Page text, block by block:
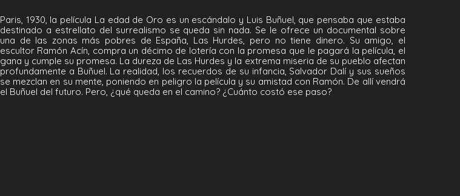
Paris, 1930, la película La edad de Oro es un escándalo y Luis Buñuel, que pensaba que estaba
destinado a estrellato del surrealismo se queda sin nada. Se le ofrece un documental sobre
una de las zonas más pobres de España, Las Hurdes, pero no tiene dinero. Su amigo, el
escultor Ramón Acín, compra un décimo de lotería con la promesa que le pagará la película, el
gana y cumple su promesa. La dureza de Las Hurdes y la extrema miseria de su pueblo afectan
profundamente a Buñuel. La realidad, los recuerdos de su infancia, Salvador Dalí y sus sueños
se mezclan en su mente, poniendo en peligro la película y su amistad con Ramón. De allí vendrá
el Buñuel del futuro. Pero, ¿qué queda en el camino? ¿Cuánto costó ese paso?